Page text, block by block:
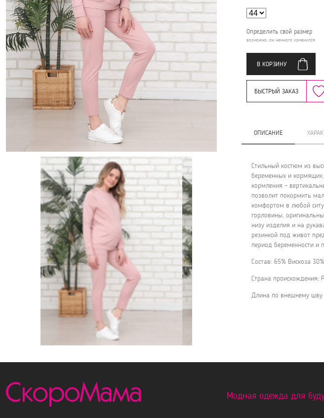
Определить свой размер
возможно, он немного изменился
В КОРЗИНУ
БЫСТРЫЙ ЗАКАЗ
ОПИСАНИЕ
Стильный костюм из
беременных и
кормления –
позволит покормить
комфортом в любой
горловины,
низу изделия и на
резинкой под живот
период беременности и
Состав: 65% Вискоза
Страна происхождения:
Длина по внешнему шву
Модная одежда для